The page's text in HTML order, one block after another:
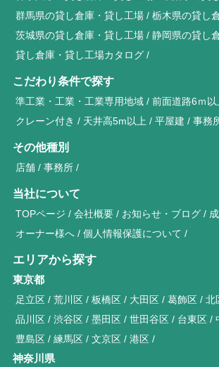
群馬県の貸し倉庫・貸し工場
栃木県の貸し
茨城県の貸し倉庫・貸し工場
静岡県の貸し
貸し倉庫・貸し工場カタログ
こだわり条件で探す
準工業・工業・工業専用地域 前面道路6ｍ以
クレーン付き
天井高5m以上 平屋建 事務
その他種別
店舗 事務所
当社について
TOPページ 会社概要 お知らせ・ブログ
オーナー様へ
個人情報保護について
エリアから探す
東京都
足立区 荒川区 板橋区 大田区 葛飾区 北
品川区
渋谷区 墨田区 世田谷区 台東区
豊島区
練馬区 文京区 港区
神奈川県